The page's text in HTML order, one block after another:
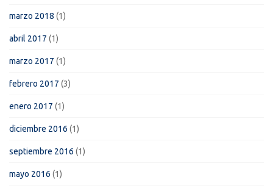
marzo 2018 (1)
abril 2017 (1)
marzo 2017 (1)
febrero 2017 (3)
enero 2017 (1)
diciembre 2016 (1)
septiembre 2016 (1)
mayo 2016 (1)